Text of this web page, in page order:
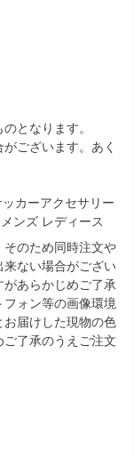
となります。
ございます。あく
カーアクセサリー
ンズ レディース
のため同時注文や
ない場合がござい
あらかじめご了承
ォン等の画像環境
届けした現物の色
了承のうえご注文